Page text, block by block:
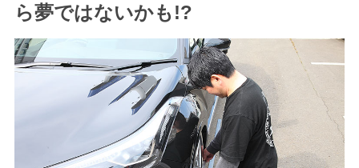
ら夢ではないかも!?